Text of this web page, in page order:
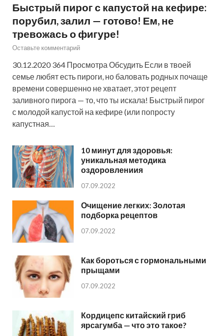
Быстрый пирог с капустой на кефире:
порубил, залил — готово! Ем, не
тревожась о фигуре!
Оставьте комментарий
30.12.2020 364 Просмотра Обсудить Если в твоей
семье любят есть пироги, но баловать родных почаще
времени совершенно не хватает, этот рецепт
заливного пирога — то, что ты искала! Быстрый пирог
с молодой капустой на кефире (или попросту
капустная…
10 минут для здоровья:
уникальная методика
оздоровлениия
07.09.2022
Очищение легких: Золотая
подборка рецептов
07.09.2022
Как бороться с гормональными
прыщами
07.09.2022
Кордицепс китайский гриб
ярсагумба — что это такое?